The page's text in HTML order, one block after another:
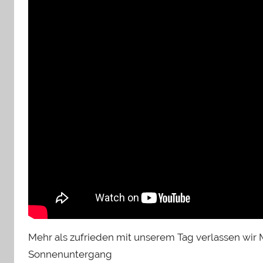
Mehr als zufrieden mit unserem Tag verlassen
Sonnenuntergang